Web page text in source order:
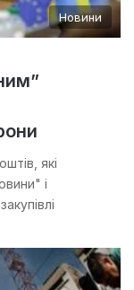
Новини
які
і